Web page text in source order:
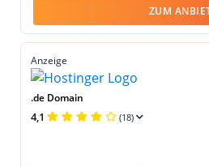
ZUM
Anzeige
.de Domain
4,1 (18)